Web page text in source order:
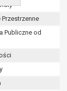
Przestrzenne
Publiczne od